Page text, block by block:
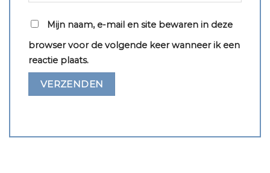
Mijn naam, e-mail en site bewaren in deze
browser voor de volgende keer wanneer ik een
reactie plaats.